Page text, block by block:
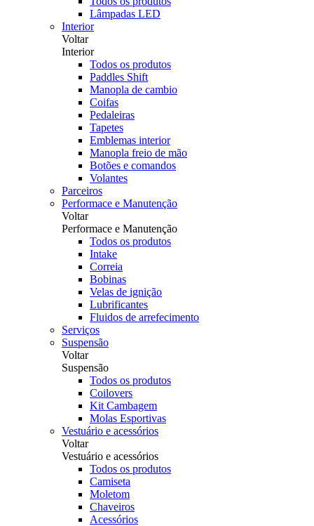
Lâmpadas LED
Interior
Voltar
Interior
Todos os produtos
Paddles Shift
Manopla de cambio
Coifas
Pedaleiras
Tapetes
Emblemas interior
Manopla freio de mão
Botões e comandos
Volantes
Parceiros
Performace e Manutenção
Voltar
Performace e Manutenção
Todos os produtos
Intake
Correia
Bobinas
Velas de ignição
Lubrificantes
Fluidos de arrefecimento
Serviços
Suspensão
Voltar
Suspensão
Todos os produtos
Coilovers
Kit Cambagem
Molas Esportivas
Vestuário e acessórios
Voltar
Vestuário e acessórios
Todos os produtos
Camiseta
Moletom
Chaveiros
Acessórios